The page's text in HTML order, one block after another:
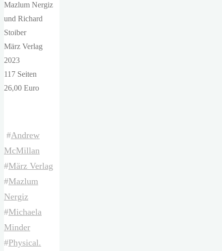
Mazlum Nergiz
und Richard
Stoiber
März Verlag
2023
117 Seiten
26,00 Euro
#Andrew
McMillan
#März Verlag
#Mazlum
Nergiz
#Michaela
Minder
#Physical.